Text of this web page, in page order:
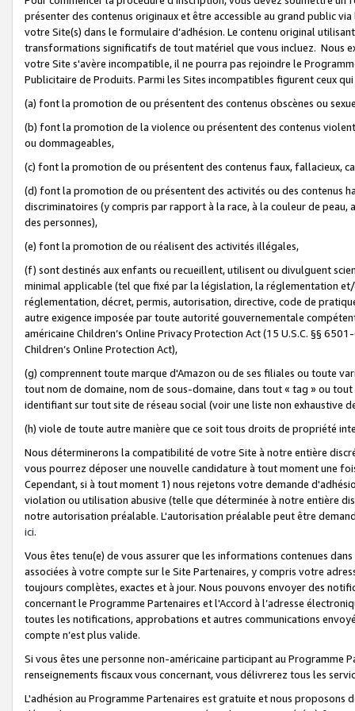
présenter des contenus originaux et être accessible au grand public
votre Site(s) dans le formulaire d’adhésion. Le contenu original
transformations significatifs de tout matériel que vous incluez. Nous
votre Site s'avère incompatible, il ne pourra pas rejoindre le
Publicitaire de Produits. Parmi les Sites incompatibles figurent ceux
(a) font la promotion de ou présentent des contenus obscènes ou
(b) font la promotion de la violence ou présentent des contenus
ou dommageables,
(c) font la promotion de ou présentent des contenus faux, fallacieux,
(d) font la promotion de ou présentent des activités ou des contenus
discriminatoires (y compris par rapport à la race, à la couleur de
des personnes),
(e) font la promotion de ou réalisent des activités illégales,
(f) sont destinés aux enfants ou recueillent, utilisent ou divulguent
minimal applicable (tel que fixé par la législation, la réglementation
réglementation, décret, permis, autorisation, directive, code de
autre exigence imposée par toute autorité gouvernementale
américaine Children’s Online Privacy Protection Act (15 U.S.C. §§
Children’s Online Protection Act),
(g) comprennent toute marque d'Amazon ou de ses filiales ou toute
tout nom de domaine, nom de sous-domaine, dans tout « tag » ou
identifiant sur tout site de réseau social (voir une liste non exhaustive
(h) viole de toute autre manière que ce soit tous droits de propriété
Nous déterminerons la compatibilité de votre Site à notre entière
vous pourrez déposer une nouvelle candidature à tout moment une
Cependant, si à tout moment 1) nous rejetons votre demande
violation ou utilisation abusive (telle que déterminée à notre entière
notre autorisation préalable. L'autorisation préalable peut être
ici.
Vous êtes tenu(e) de vous assurer que les informations contenues
associées à votre compte sur le Site Partenaires, y compris votre
toujours complètes, exactes et à jour. Nous pouvons envoyer des
concernant le Programme Partenaires et l'Accord à l’adresse
toutes les notifications, approbations et autres communications
compte n’est plus valide.
Si vous êtes une personne non-américaine participant au
renseignements fiscaux vous concernant, vous délivrerez tous les
L'adhésion au Programme Partenaires est gratuite et nous proposons